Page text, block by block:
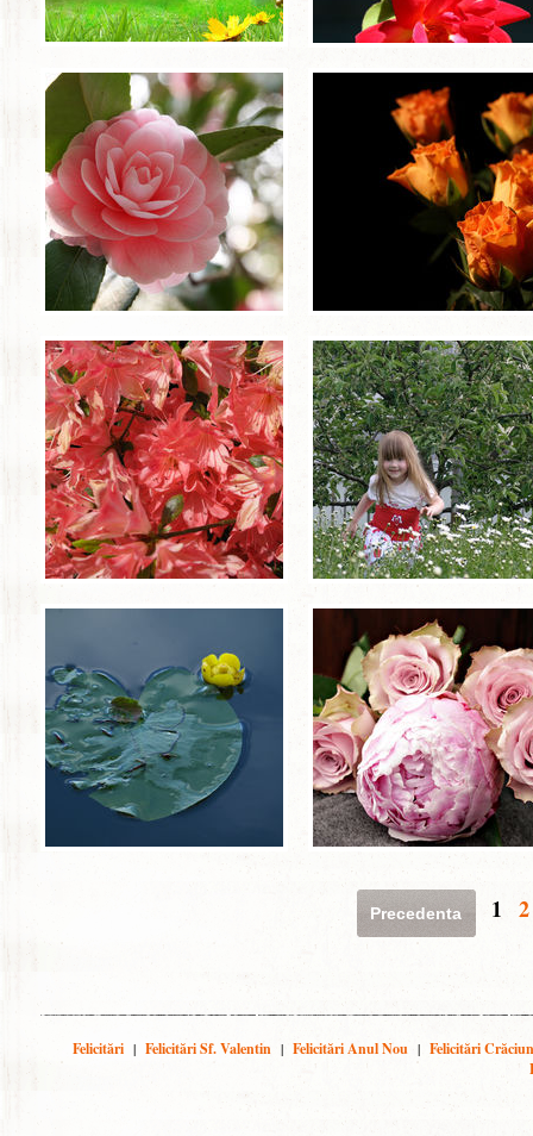
Precedenta 1 2
Felicitări | Felicitări Sf. Valentin | Felicitări Anul Nou | Felicitări